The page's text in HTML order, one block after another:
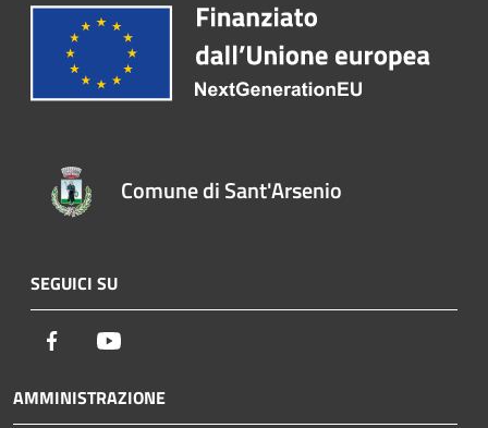
Comune di Sant'Arsenio
SEGUICI SU
Facebook
AMMINISTRAZIONE